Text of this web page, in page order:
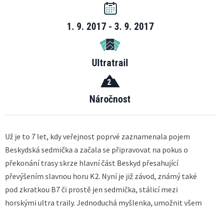
1. 9. 2017 - 3. 9. 2017
Ultratrail
2
Náročnost
Už je to 7 let, kdy veřejnost poprvé zaznamenala pojem
Beskydská sedmička a začala se připravovat na pokus o
překonání trasy skrze hlavní část Beskyd přesahující
převýšením slavnou horu K2. Nyní je již závod, známý také
pod zkratkou B7 či prostě jen sedmička, stálicí mezi
horskými ultra traily. Jednoduchá myšlenka, umožnit všem